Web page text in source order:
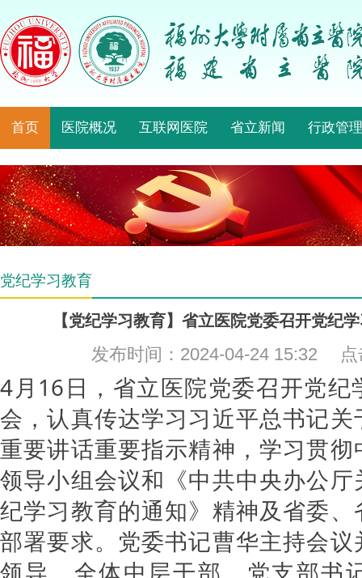
首页 医院概况 互联网医院 省立新闻 行政管理
党纪学习教育
【党纪学习教育】省立医院党委召开党纪
发布时间：2024-04-24 15:32 点
4月16日，省立医院党委召开党纪
会，认真传达学习习近平总书记
重要讲话重要指示精神，学习贯
领导小组会议和《中共中央办公
纪学习教育的通知》精神及省委
部署要求。党委书记曹华主持会
领导、全体中层干部、党支部书